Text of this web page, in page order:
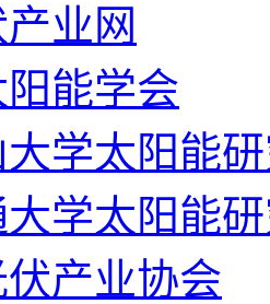
业网
阳能学会
学太阳能
大学太阳能
产业协会